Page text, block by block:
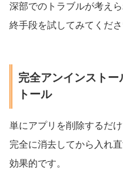
深部でのトラブルが考え
終手段を試してみてくださ
完全アンインスト
トール
単にアプリを削除するだ
完全に消去してから入れ
効果的です。